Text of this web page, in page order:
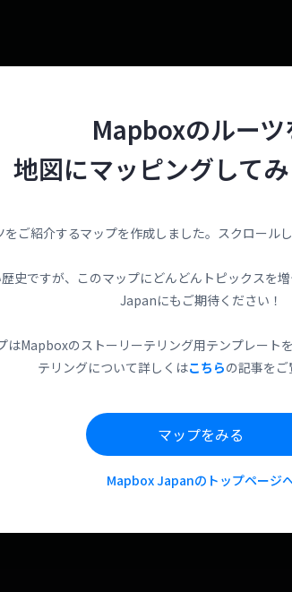
Mapboxのルーツ
地図にマッピングして
ご紹介するマップを作成しました。スクロール
史ですが、このマップにどんどんトピックスを
Japanにもご期待ください！
はMapboxのストーリーテリング用テンプレート
テリングについて詳しくはこちらの記事をご
マップをみる
Mapbox Japanのトップページ